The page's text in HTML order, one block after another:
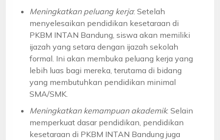
Meningkatkan peluang kerja: Setelah
menyelesaikan pendidikan kesetaraan di
PKBM INTAN Bandung, siswa akan memiliki
ijazah yang setara dengan ijazah sekolah
formal. Ini akan membuka peluang kerja yang
lebih luas bagi mereka, terutama di bidang
yang membutuhkan pendidikan minimal
SMA/SMK.
Meningkatkan kemampuan akademik: Selain
memperkuat dasar pendidikan, pendidikan
kesetaraan di PKBM INTAN Bandung juga